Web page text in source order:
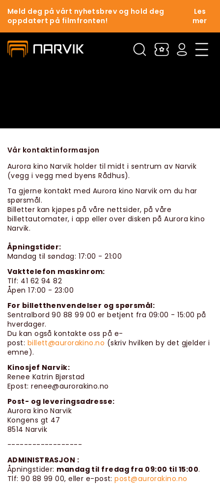
Meld deg på vårt nyhetsbrev og hold deg
oppdatert på filmfronten!
Les
mer
Vår kontaktinformasjon
Aurora kino Narvik holder til midt i sentrum av Narvik
(vegg i vegg med byens Rådhus).
Ta gjerne kontakt med Aurora kino Narvik om du har
spørsmål.
Billetter kan kjøpes på våre nettsider, på våre
billettautomater, i app eller over disken på Aurora kino
Narvik.
Åpningstider:
Mandag til søndag: 17:00 - 21:00
Vakttelefon maskinrom:
Tlf: 41 62 94 82
Åpen 17:00 - 23:00
For billetthenvendelser og spørsmål:
Sentralbord 90 88 99 00 er betjent fra 09:00 - 15:00 på
hverdager.
Du kan også kontakte oss på e-
post: billett@aurorakino.no (skriv hvilken by det gjelder i
emne).
Kinosjef Narvik:
Renee Katrin Bjørstad
Epost: renee@aurorakino.no
Post- og leveringsadresse:
Aurora kino Narvik
Kongens gt 47
8514 Narvik
------------------
ADMINISTRASJON :
Åpningstider: mandag til fredag fra 09:00 til 15:00.
Tlf: 90 88 99 00, eller e-post:post@aurorakino.no